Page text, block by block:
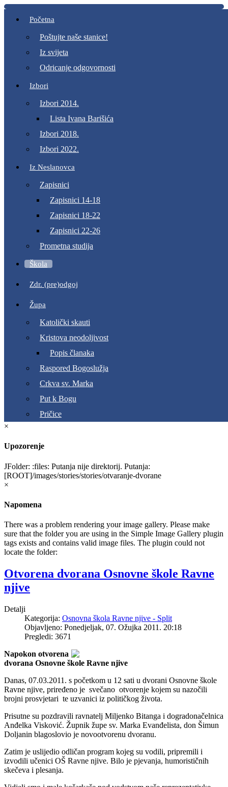
Početna
Poštujte naše stanice!
Iz svijeta
Odricanje odgovornosti
Izbori
Izbori 2014.
Lista Ivana Barišića
Izbori 2018.
Izbori 2022.
Iz Neslanovca
Zapisnici
Zapisnici 14-18
Zapisnici 18-22
Zapisnici 22-26
Prometna studija
Škola
Zdr. (pre)odgoj
Župa
Katolički skauti
Kristova neodoljivost
Popis članaka
Raspored Bogoslužja
Crkva sv. Marka
Put k Bogu
Pričice
×
Upozorenje
JFolder: :files: Putanja nije direktorij. Putanja:
[ROOT]/images/stories/stories/otvaranje-dvorane
×
Napomena
There was a problem rendering your image gallery. Please make
sure that the folder you are using in the Simple Image Gallery plugin
tags exists and contains valid image files. The plugin could not
locate the folder:
Otvorena dvorana Osnovne škole Ravne
njive
Detalji
Kategorija: Osnovna škola Ravne njive - Split
Objavljeno: Ponedjeljak, 07. Ožujka 2011. 20:18
Pregledi: 3671
Napokon otvorena
dvorana Osnovne škole Ravne njive
Danas, 07.03.2011. s početkom u 12 sati u dvorani Osnovne škole
Ravne njive, priređeno je svečano otvorenje kojem su nazočili
brojni prosvjetari te uzvanici iz političkog života.
Prisutne su pozdravili ravnatelj Miljenko Bitanga i dogradonačelnica
Anđelka Visković. Župnik župe sv. Marka Evanđelista, don Šimun
Doljanin blagoslovio je novootvorenu dvoranu.
Zatim je uslijedio odličan program kojeg su vodili, pripremili i
izvodili učenici OŠ Ravne njive. Bilo je pjevanja, humorističnih
skečeva i plesanja.